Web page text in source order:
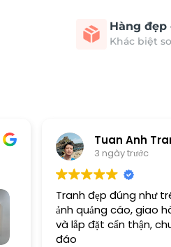
Hàng đẹp
Khác biệt
Tuan Anh
3 ngày trước
Tranh đẹp đúng như
ảnh quảng cáo, giao
và lắp đặt cẩn thận,
đáo